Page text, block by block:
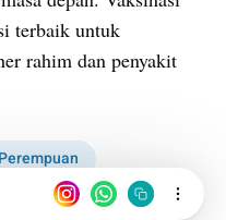
terbaik untuk
rahim dan penyakit
Perempuan
Laki-laki